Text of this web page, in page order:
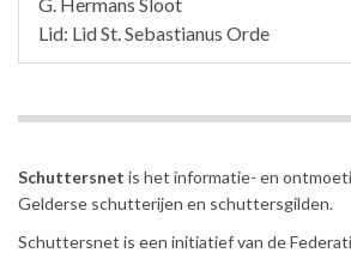
Lid: Lid St. Sebastianus Orde
Schuttersnet is het informatie- en
Gelderse schutterijen en schuttersgilden.
Schuttersnet is een initiatief van de